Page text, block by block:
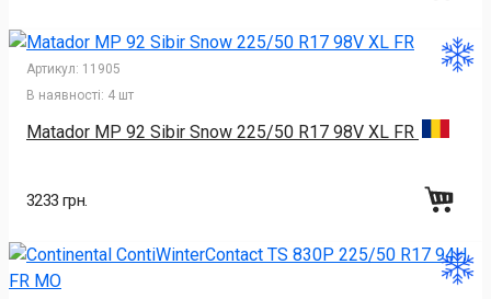
Артикул: 11905
В наявності: 4 шт
Matador MP 92 Sibir Snow 225/50 R17 98V XL FR
3233 грн.